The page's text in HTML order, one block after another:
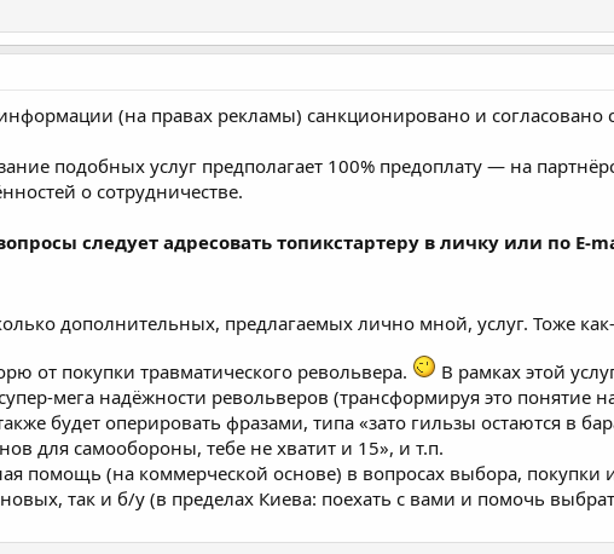
(на правах рекламы) санкционировано и согласовано
подобных услуг предполагает 100% предоплату — на
о сотрудничестве.
следует адресовать топикстартеру в личку или по E-
дополнительных, предлагаемых лично мной, услуг. Тоже
от покупки травматического револьвера.
В рамках этой
мега надёжности револьверов (трансформируя это понятие
будет оперировать фразами, типа «зато гильзы остаются в
для самообороны, тебе не хватит и 15», и т.п.
помощь (на коммерческой основе) в вопросах выбора, покупки
так и б/у (в пределах Киева: поехать с вами и помочь